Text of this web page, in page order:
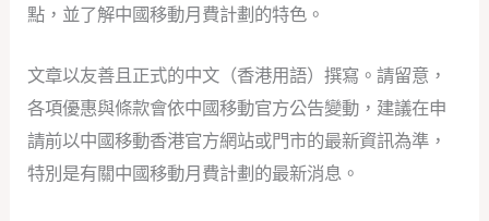
點，並了解中國移動月費計劃的特色。
文章以友善且正式的中文（香港用語）撰寫。請留意，
各項優惠與條款會依中國移動官方公告變動，建議在申
請前以中國移動香港官方網站或門市的最新資訊為準，
特別是有關中國移動月費計劃的最新消息。